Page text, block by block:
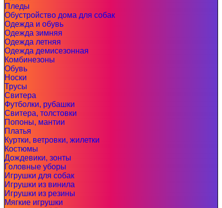
Пледы
Обустройство дома для собак
Одежда и обувь
Одежда зимняя
Одежда летняя
Одежда демисезонная
Комбинезоны
Обувь
Носки
Трусы
Свитера
Футболки, рубашки
Свитера, толстовки
Попоны, мантии
Платья
Куртки, ветровки, жилетки
Костюмы
Дождевики, зонты
Головные уборы
Игрушки для собак
Игрушки из винила
Игрушки из резины
Мягкие игрушки